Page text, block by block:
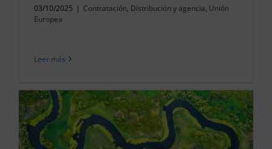
03/10/2025 | Contratación, Distribución y agencia, Unión
Europea
Leer más